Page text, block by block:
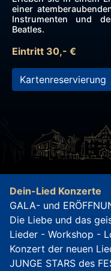
einer
Instrumenten und
Beatles.
Eintritt 30,- €
Kartenreservierung
Dein-Lied Konzerte
GALA- und
Die Liebe und das
Lieder - Workshop -
Konzert der neuen
JUNGE STARS des